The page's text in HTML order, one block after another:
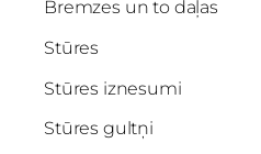
Bremzes un to daļas
Stūres
Stūres iznesumi
Stūres gultņi